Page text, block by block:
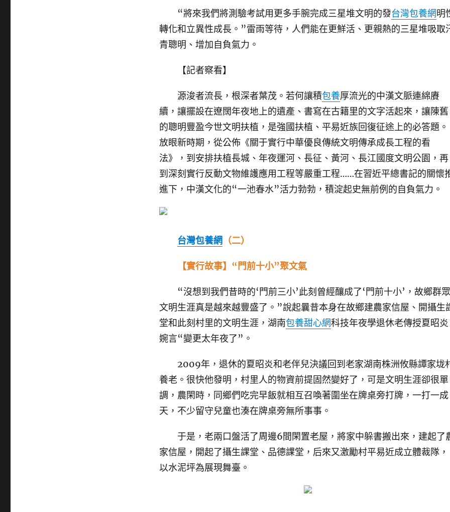
“將來我們將測驗考試用更多手腕完成三星堆文明的發台灣包養網明
轉化和立異性成長。”雷雨等待，人們能在更鮮活、更親熱的三星堆吸取
青聰明、增加自負氣力。
【記者察看】
源浚者流長，根深者葉茂。若何讓積包養厚流光的中漢文脈連綿賡
續，讓擺設在遼闊年夜地上的遺產、書寫在古籍里的文字活起來，讓陳舊
的聰明豐盈今世文明扶植，是強國扶植、平易近族回復征途上的必答題。
放眼新時期，從公佈《關于實行中華優良傳統文明傳承成長工程的看
法》，到安排扶植長城、年夜運河、長征、黃河、長江國度文明公園，再
到深刻實行反動文物維護應用工程等嚴重工程……在習近平總書記的關懷
進下，中漢文化的“一池春水”活力勃勃，積淀起史無前例的自負氣力。
台灣包養網 （二）
【實行故事】“門前十小”聚文氣
“沒想到我們昔時的‘門前三小’此刻曾經釀成了‘門前十小’，故鄉群眾
文明生涯真是越來越豐盛了。”說起曩昔本身在故鄉建農家信屋、開攝生
堂和此刻村里的文明生涯，湖南包養甜心網科技年夜學退休老傳授夏昭炎
婉言“變更太年夜了”。
2009年，退休的夏昭炎和老伴兒決議回到老家湖南株洲攸縣譚家垅
養老。很快他發明，村里人的物資前提固然變好了，可是文明生涯卻很單
調，農閑時，同鄉們吃完早飯就相互召喚著圍坐在牌桌旁打牌，一打一成
天，不少留守兒童也湊在牌桌旁無所事事。
于是，老兩口盤活了周邊6間閑置老屋，將家中躲書搬出來，建起了
家信屋，開起了攝生課堂、品德課堂，后來又激勵村平易近成立體裁隊，
以水泥坪為展現舞臺。